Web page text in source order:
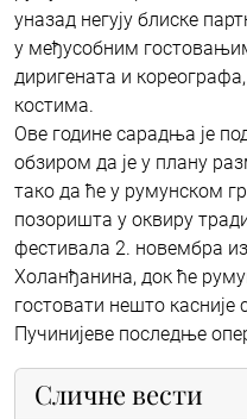
уназад негују блиске
у међусобним
диригената и
костима.
Ове године сарадња је
обзиром да је у плану
тако да ће у румунском
позоришта у оквиру
фестивала 2. новембра
Холанђанина, док ће
гостовати нешто
Пучинијеве последње
Сличне вести